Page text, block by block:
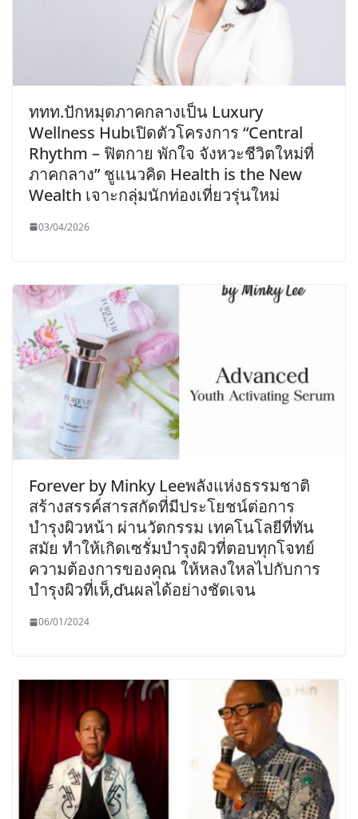
ททท.ปักหมุดภาคกลางเป็น Luxury
Wellness Hubเปิดตัวโครงการ “Central
Rhythm – ฟิตกาย พักใจ จังหวะชีวิตใหม่ที่
ภาคกลาง” ชูแนวคิด Health is the New
Wealth เจาะกลุ่มนักท่องเที่ยวรุ่นใหม่
03/04/2026
Forever by Minky Leeพลังแห่งธรรมชาติ
สร้างสรรค์สารสกัดที่มีประโยชน์ต่อการ
บำรุงผิวหน้า ผ่านวัตกรรม เทคโนโลยีที่ทัน
สมัย ทำให้เกิดเซรั่มบำรุงผิวที่ตอบทุกโจทย์
ความต้องการของคุณ ให้หลงใหลไปกับการ
บำรุงผิวที่เห็,ďนผลได้อย่างชัดเจน
06/01/2024